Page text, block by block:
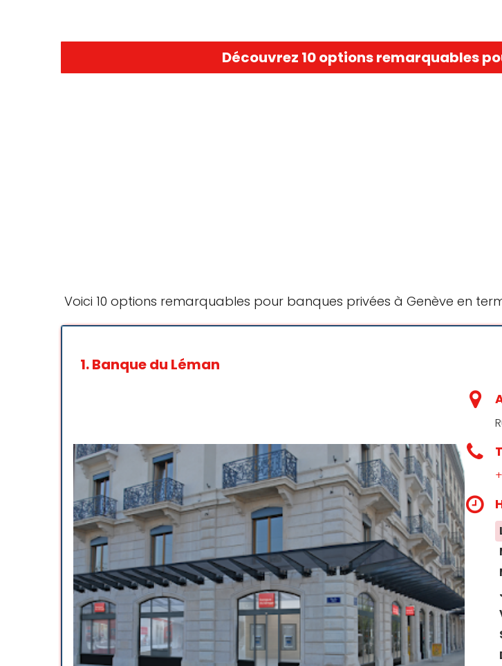
Découvrez 10 options remarquables
Voici 10 options remarquables pour banques privées à Genève en
1.Banque du Léman